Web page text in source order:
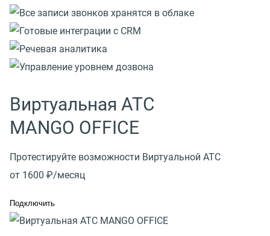
Виртуальная АТС
MANGO OFFICE
Протестируйте возможности Виртуальной АТС
от 1600 ₽/месяц
Подключить